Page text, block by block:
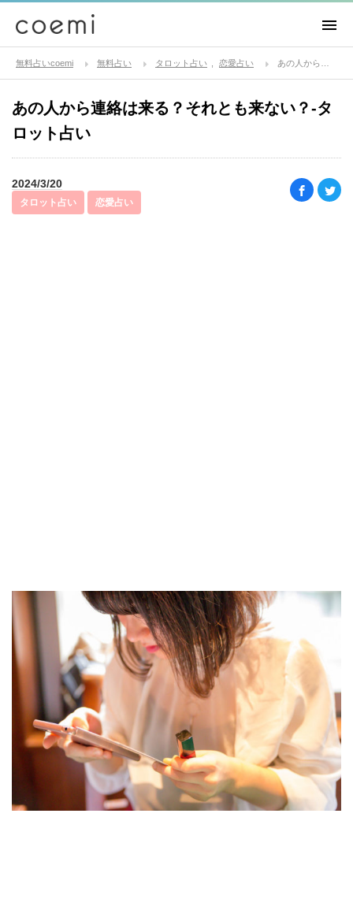
無料占いcoemi 無料占い タロット占い 恋愛占い
あの人から連絡は来る？それとも来ない？-タ
ロット占い
2024/3/20
タロット占い 恋愛占い